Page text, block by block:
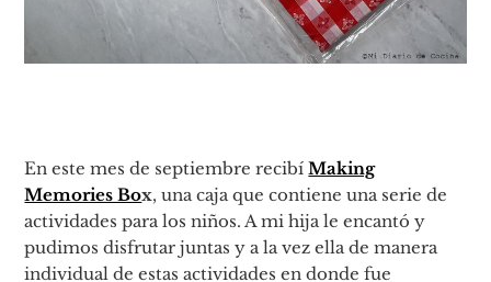
En este mes de septiembre recibíMaking
Memories Box, una caja que contiene una serie de
actividades para los niños. A mi hija le encantó y
pudimos disfrutar juntas y a la vez ella de manera
individual de estas actividades en donde fue